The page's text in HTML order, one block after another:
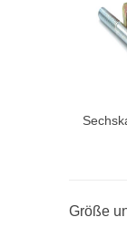
Größe